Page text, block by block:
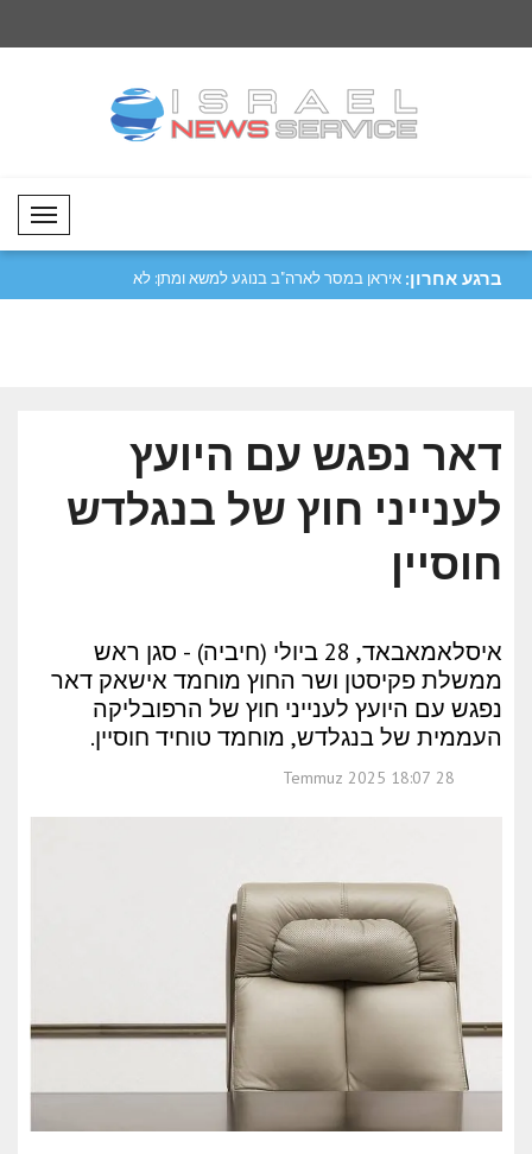
Mobil Menü
ברגע אחרון: פקיסטן דנה בשיתוףאיראן במסר לארה"ב בנוגע למשא ומתן: לא הקריפטו..
דאר נפגש עם היועץ
לענייני חוץ של בנגלדש
חוסיין
איסלאמאבאד, 28 ביולי (חיביה) - סגן ראש
ממשלת פקיסטן ושר החוץ מוחמד אישאק דאר
נפגש עם היועץ לענייני חוץ של הרפובליקה
העממית של בנגלדש, מוחמד טוחיד חוסיין.
28 Temmuz 2025 18:07